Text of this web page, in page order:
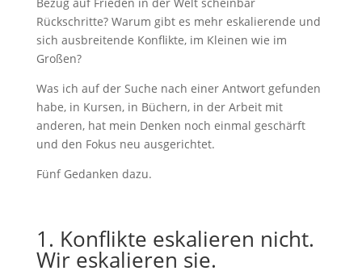
Rückschritte? Warum gibt es mehr eskalierende und
sich ausbreitende Konflikte, im Kleinen wie im
Großen?
Was ich auf der Suche nach einer Antwort gefunden
habe, in Kursen, in Büchern, in der Arbeit mit
anderen, hat mein Denken noch einmal geschärft
und den Fokus neu ausgerichtet.
Fünf Gedanken dazu.
1. Konflikte eskalieren nicht.
Wir eskalieren sie.